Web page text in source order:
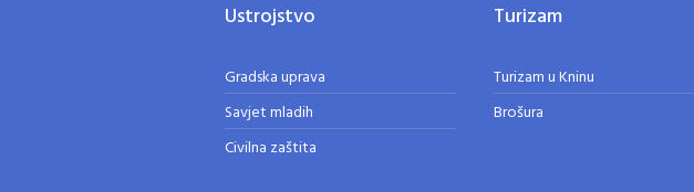
Ustrojstvo
Gradska uprava
Savjet mladih
Civilna zaštita
Turizam
Turizam u Kninu
Brošura